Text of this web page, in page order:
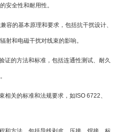
安全性和耐用性。
容的基本原理和要求，包括抗干扰设计、
射和电磁干扰对线束的影响。
证的方法和标准，包括连通性测试、耐久
相关的标准和法规要求，如ISO 6722、